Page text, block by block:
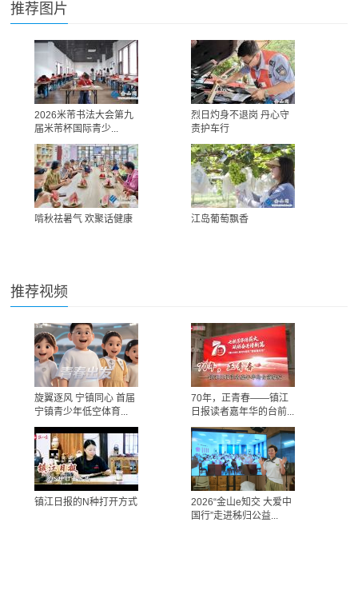
推荐图片
2026米芾书法大会第九
届米芾杯国际青少...
烈日灼身不退岗 丹心守
责护车行
啃秋祛暑气 欢聚话健康 江岛葡萄飘香
推荐视频
旋翼逐风 宁镇同心 首届
宁镇青少年低空体育...
70年，正青春——镇江
日报读者嘉年华的台前...
镇江日报的N种打开方式
2026“金山e知交 大爱中
国行”走进秭归公益...